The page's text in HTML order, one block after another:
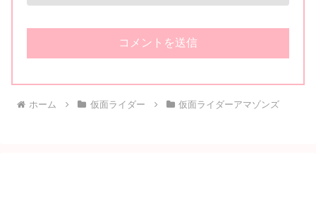
ホーム 仮面ライダー 仮面ライダーアマゾンズ